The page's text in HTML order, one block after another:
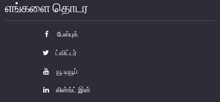
நிதியியல் உட்கட்டமைப்பு
சட்டங்களும் ஒழுங்கு விதிகளும்
பிரமிட் திட்டங்கள்
எங்களை தொடர
பேஸ்புக்
ட்விட்டர்
யூ டியூப்
லின்ங்ட் இன்